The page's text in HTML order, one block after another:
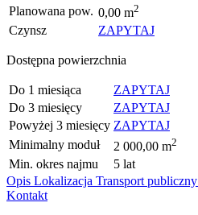
Planowana pow. 0,00 m2
Czynsz ZAPYTAJ
Dostępna powierzchnia
Do 1 miesiąca
ZAPYTAJ
Do 3 miesięcy
ZAPYTAJ
Powyżej 3 miesięcy ZAPYTAJ
Minimalny moduł
2 000,00 m2
Min. okres najmu
5 lat
Opis Lokalizacja Transport publiczny
Kontakt